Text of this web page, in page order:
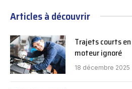
Articles à découvrir
Trajets courts
moteur ignoré
18 décembre 2025